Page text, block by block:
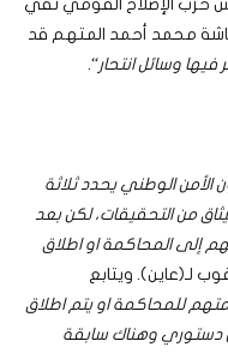
حزب الإصلاح القومي نفي
محمد أحمد المتهم قد
فيها وسائل انتحار“.
الأمن الوطني يحدد ثلاثة
من التحقيقات، لكن بعد
إلى المحاكمة او اطلاق
لـ(عاين). ويتابع
للمحاكمة او يتم اطلاق
وهناك سابقة